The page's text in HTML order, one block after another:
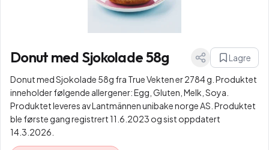
Donut med Sjokolade 58g
Lagre
Donut med Sjokolade 58g fra True Vekten er 2784 g. Produktet
inneholder følgende allergener: Egg, Gluten, Melk, Soya.
Produktet leveres av Lantmännen unibake norge AS. Produktet
ble første gang registrert 11.6.2023 og sist oppdatert
14.3.2026.